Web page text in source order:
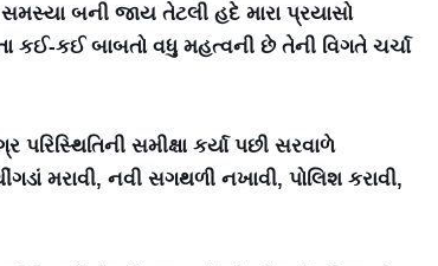
બની જાય તેટલી હદે મારા પ્રયાસો
કઈ-કઈ બાબતો વધુ મહત્વની છે તેની વિગતે ચર્ચા
સમીક્ષા કર્યા પછી સરવાળે
મરાવી, નવી સગથળી નખાવી, પોલિશ કરાવી,